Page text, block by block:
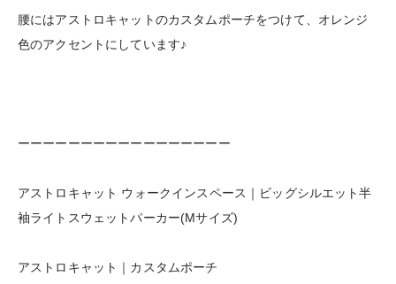
腰にはアストロキャットのカスタムポーチをつけて、オレンジ
色のアクセントにしています♪
ーーーーーーーーーーーーーーーーー
アストロキャット ウォークインスペース｜ビッグシルエット半
袖ライトスウェットパーカー(Mサイズ)
アストロキャット｜カスタムポーチ